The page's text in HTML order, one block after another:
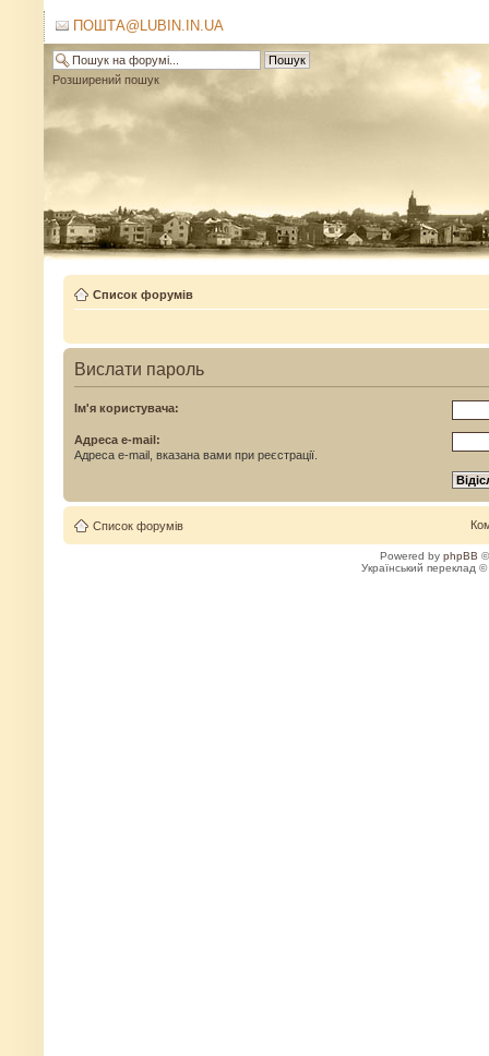
ПОШТА@LUBIN.IN.UA
Розширений пошук
Список форумів
Вислати пароль
Ім'я користувача:
Адреса e-mail:
Адреса e-mail, вказана вами при реєстрації.
Список форумів
Powered by phpBB
Український переклад